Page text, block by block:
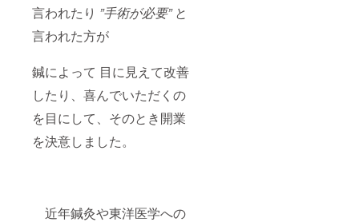
言われたり ”手術が必要”と
言われた方が
鍼によって 目に見えて改善
したり、喜んでいただくの
を目にして、そのとき開業
を決意しました。
近年鍼灸や東洋医学への